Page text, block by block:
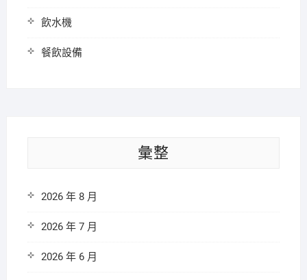
飲水機
餐飲設備
彙整
2026 年 8 月
2026 年 7 月
2026 年 6 月